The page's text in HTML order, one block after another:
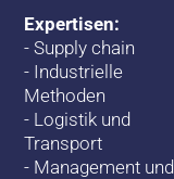
Expertisen:
-Supply chain
- Industrielle
Methoden
- Logistik und
Transport
- Management und